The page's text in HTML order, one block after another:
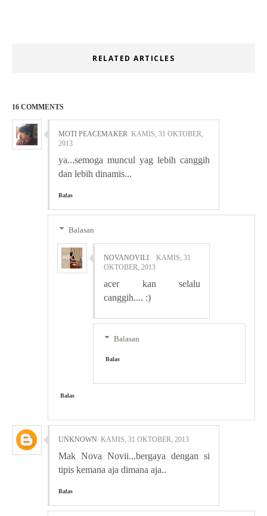
RELATED ARTICLES
16 COMMENTS
MOTI PEACEMAKER KAMIS, 31 OKTOBER,
2013
ya...semoga muncul yag lebih canggih
dan lebih dinamis...
Balas
Balasan
NOVANOVILI
KAMIS, 31
OKTOBER, 2013
acer kan selalu
canggih.... :)
Balasan
Balas
Balas
UNKNOWN KAMIS, 31 OKTOBER, 2013
Mak Nova Novii...bergaya dengan si
tipis kemana aja dimana aja..
Balas